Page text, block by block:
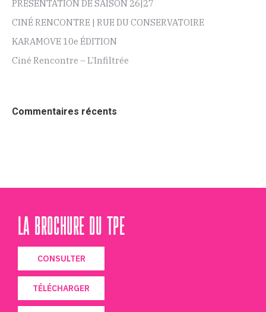
PRÉSENTATION DE SAISON 26|27
CINÉ RENCONTRE | RUE DU CONSERVATOIRE
KARAMOVE 10e ÉDITION
Ciné Rencontre – L’Infiltrée
Commentaires récents
LA BROCHURE DU TPE
CONSULTER
TÉLÉCHARGER